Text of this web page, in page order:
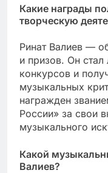
Какие награды
творческую
Ринат Валиев —
и призов. Он
конкурсов и
музыкальных
награжден
России» за свои
музыкального
Какой
Валиев?